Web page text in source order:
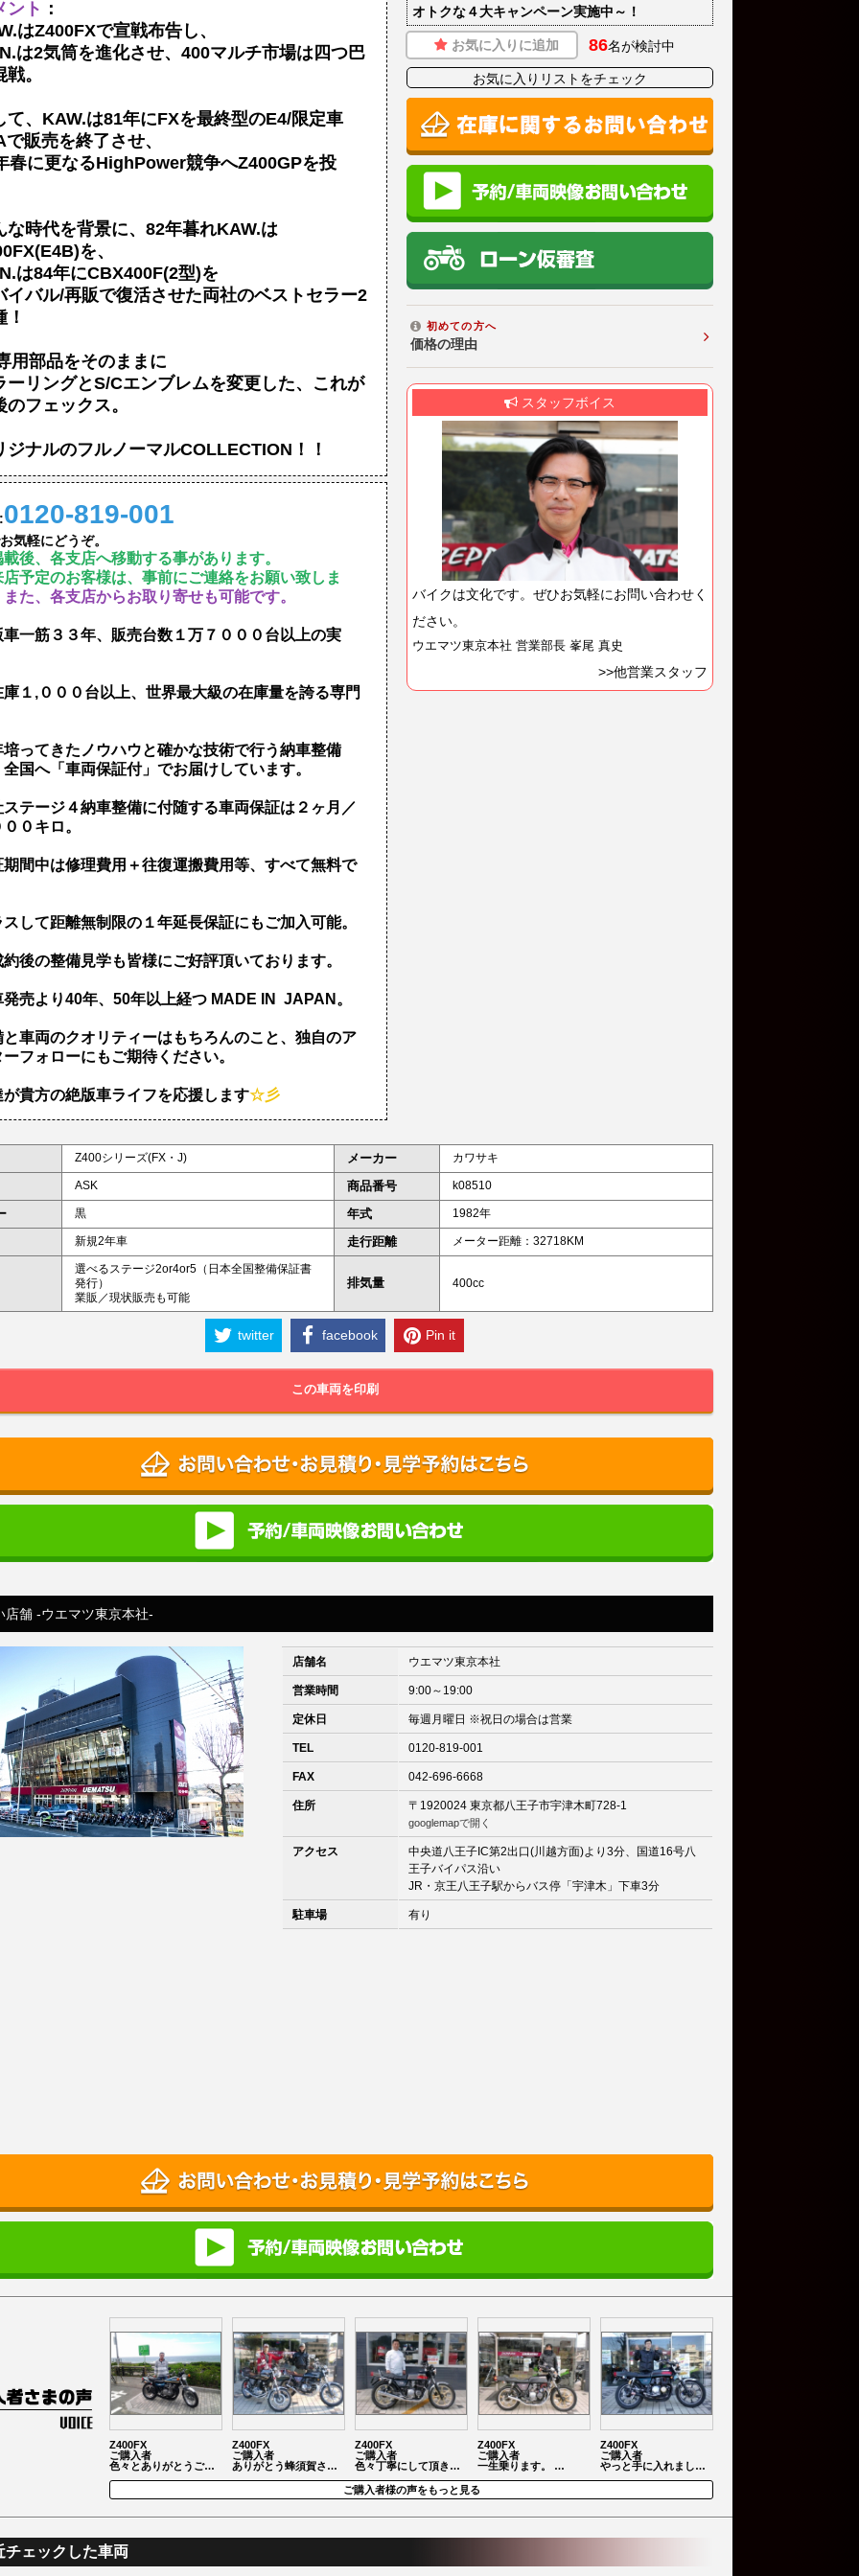
オトクな４大キャンペーン実施中～！
お気に入りに追加 86名が検討中
お気に入りリストをチェック
初めての方へ
価格の理由
スタッフボイス
バイクは文化です。ぜひお気軽にお問い合わせく
ださい。
ウエマツ東京本社 営業部長 峯尾 真史
>>他営業スタッフ
ント ：
はZ400FXで宣戦布告し、
は2気筒を進化させ、400マルチ市場は四つ巴
。
て、KAW.は81年にFXを最終型のE4/限定車
で販売を終了させ、
春に更なるHighPower競争へZ400GPを投
な時代を背景に、82年暮れKAW.は
を、
は84年にCBX400F(2型)を
イバル/再販で復活させた両社のベストセラー2
用部品をそのままに
ーリングとS/Cエンブレムを変更した、これが
のフェックス。
ジナルのフルノーマルCOLLECTION！！
0120-819-001
気軽にどうぞ。
載後、各支店へ移動する事があります。
店予定のお客様は、事前にご連絡をお願い致しま
また、各支店からお取り寄せも可能です。
車一筋３３年、販売台数１万７０００台以上の実
庫１,０００台以上、世界最大級の在庫量を誇る専門
培ってきたノウハウと確かな技術で行う納車整備
全国へ「車両保証付」でお届けしています。
ステージ４納車整備に付随する車両保証は２ヶ月／
０キロ。
期間中は修理費用＋往復運搬費用等、すべて無料で
スして距離無制限の１年延長保証にもご加入可能。
約後の整備見学も皆様にご好評頂いております。
発売より40年、50年以上経つ MADE IN JAPAN。
と車両のクオリティーはもちろんのこと、独自のア
フォローにもご期待ください。
が貴方の絶版車ライフを応援します☆彡
Z400シリーズ(FX・J) メーカー カワサキ
ASK 商品番号 k08510
黒 年式 1982年
新規2年車 走行距離 メーター距離：32718KM
選べるステージ2or4or5（日本全国整備保証書
発行）
業販／現状販売も可能
排気量 400cc
twitter facebook Pin it
この車両を印刷
店舗 -ウエマツ東京本社-
店舗名 ウエマツ東京本社
営業時間 9:00～19:00
定休日 毎週月曜日 ※祝日の場合は営業
TEL 0120-819-001
FAX 042-696-6668
住所 〒1920024 東京都八王子市宇津木町728-1
googlemapで開く
アクセス
中央道八王子IC第2出口(川越方面)より3分、国道16号八
王子バイパス沿い
JR・京王八王子駅からバス停「宇津木」下車3分
駐車場 有り
Z400FX
ご購入者
色々とありがとうご…
Z400FX
ご購入者
ありがとう蜂須賀さ…
Z400FX
ご購入者
色々丁寧にして頂き…
Z400FX
ご購入者
一生乗ります。 …
Z400FX
ご購入者
やっと手に入れまし…
ご購入者様の声をもっと見る
チェックした車両